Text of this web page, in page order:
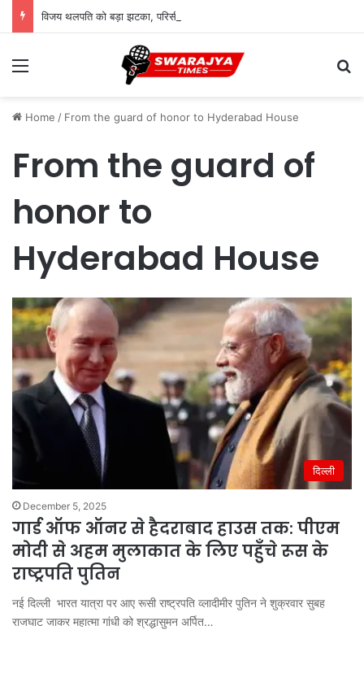
Menu
Home / From the guard of honor to Hyderabad House
From the guard of
honor to
Hyderabad House
दिल्ली
December 5, 2025
गार्ड ऑफ ऑनर से हैदराबाद हाउस तक: पीएम
मोदी से अहम मुलाकात के लिए पहुँचे रूस के
राष्ट्रपति पुतिन
नई दिल्ली भारत यात्रा पर आए रूसी राष्ट्रपति व्लादीमीर पुतिन ने शुक्रवार सुबह
राजघाट जाकर महात्मा गांधी को श्रद्धासुमन अर्पित…